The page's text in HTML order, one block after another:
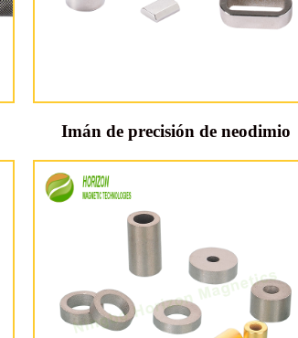
Imán de precisión de neodimio